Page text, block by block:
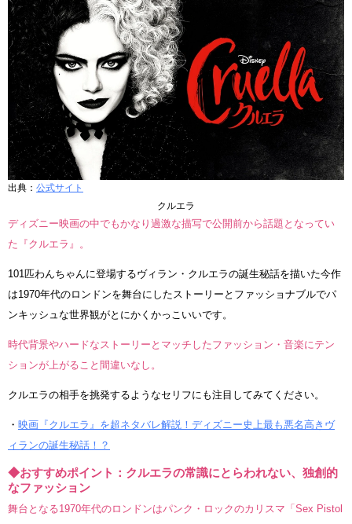
出典： 公式サイト
クルエラ
ディズニー映画の中でもかなり過激な描写で公開前から話題となってい
た『クルエラ』。
101匹わんちゃんに登場するヴィラン・クルエラの誕生秘話を描いた今作
は1970年代のロンドンを舞台にしたストーリーとファッショナブルでパ
ンキッシュな世界観がとにかくかっこいいです。
時代背景やハードなストーリーとマッチしたファッション・音楽にテン
ションが上がること間違いなし。
クルエラの相手を挑発するようなセリフにも注目してみてください。
・ 映画『クルエラ』を超ネタバレ解説！ディズニー史上最も悪名高きヴ
ィランの誕生秘話！？
◆おすすめポイント：クルエラの常識にとらわれない、独創的
なファッション
舞台となる1970年代のロンドンはパンク・ロックのカリスマ「Sex Pistol